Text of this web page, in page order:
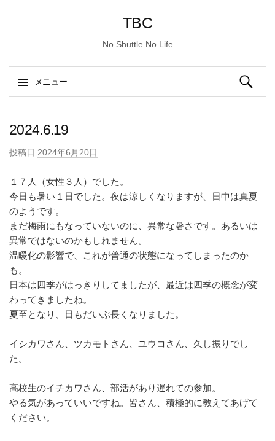
TBC
No Shuttle No Life
メニュー
ン
ン
へ
ス
キ
ッ
プ
検
索:
2024.6.19
投稿日 2024年6月20日
１７人（女性３人）でした。
今日も暑い１日でした。夜は涼しくなりますが、日中は真夏
のようです。
まだ梅雨にもなっていないのに、異常な暑さです。あるいは
異常ではないのかもしれません。
温暖化の影響で、これが普通の状態になってしまったのか
も。
日本は四季がはっきりしてましたが、最近は四季の概念が変
わってきましたね。
夏至となり、日もだいぶ長くなりました。
イシカワさん、ツカモトさん、ユウコさん、久し振りでし
た。
高校生のイチカワさん、部活があり遅れての参加。
やる気があっていいですね。皆さん、積極的に教えてあげて
ください。